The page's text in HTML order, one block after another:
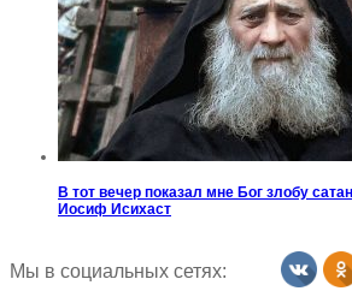
В тот вечер показал мне Бог злобу
Иосиф Исихаст
Мы в социальных сетях: